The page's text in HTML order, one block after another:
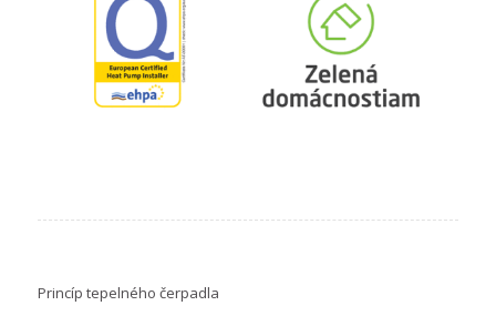
Princíp tepelného čerpadla